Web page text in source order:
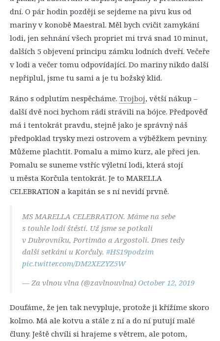
dní. O pár hodin později se sejdeme na pivu kus od
mariny v konobě Maestral. Měl bych cvičit zamykání
lodi, jen sehnání všech propriet mi trvá snad 10 minut,
dalších 5 objevení principu zámku lodních dveří. Večeře
v lodi a večer tomu odpovídající. Do mariny nikdo další
nepřiplul, jsme tu sami a je tu božský klid.
Ráno s odplutím nespěcháme. Trojboj, větší nákup –
další dvě noci bychom rádi strávili na bójce. Předpověď
má i tentokrát pravdu, stejně jako je správný náš
předpoklad trysky mezi ostrovem a výběžkem pevniny.
Můžeme plachtit. Pomalu a mimo kurz, ale přeci jen.
Pomalu se suneme vstříc výletní lodi, která stojí
u města Korčula tentokrát. Je to MARELLA
CELEBRATION a kapitán se s ní nevidí prvně.
MS MARELLA CELEBRATION. Máme na sebe
s touhle lodí štěstí. Už jsme se potkali
v Dubrovníku, Portimão a Argostoli. Dnes tedy
další setkání u Korčuly. #HS19podzim
pic.twitter.com/DM2XEZYZ5W
— Za vlnou vlna (@zavlnouvlna) October 12, 2019
Doufáme, že jen tak nevypluje, protože ji křížíme skoro
kolmo. Má ale kotvu a stále z ní a do ní putují malé
čluny. Ještě chvíli si hrajeme s větrem, ale potom,